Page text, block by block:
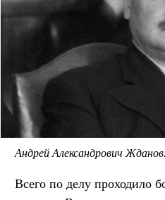
Андрей Александрович Жданов.
Всего по делу проходило